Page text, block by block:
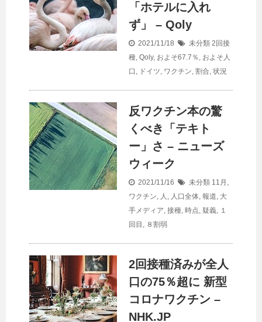
「ホテルに入れ
ず」 – Qoly
2021/11/18 未分類 2回接
種, Qoly, およそ67.7％ , およそ人
口 , ドイツ, ワクチン, 割合, 状況
反ワクチン本の驚
くべき「テキト
ー」さ – ニューズ
ウィーク
2021/11/16 未分類 11月 ,
ワクチン, 人 , 人口全体, 報道, 大
手メディア, 接種, 時点, 疑義, １
回目 , ８割弱
2回接種済みが全人
口 の75％超に 新型
コロナワクチン –
NHK.JP